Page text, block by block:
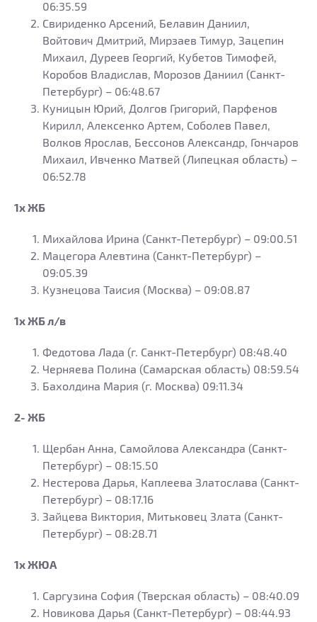
06:35.59
Свириденко Арсений, Белавин Даниил,
Войтович Дмитрий, Мирзаев Тимур, Зацепин
Михаил, Дуреев Георгий, Кубетов Тимофей,
Коробов Владислав, Морозов Даниил (Санкт-
Петербург) – 06:48.67
Куницын Юрий, Долгов Григорий, Парфенов
Кирилл, Алексенко Артем, Соболев Павел,
Волков Ярослав, Бессонов Александр, Гончаров
Михаил, Ивченко Матвей (Липецкая область) –
06:52.78
1х ЖБ
Михайлова Ирина (Санкт-Петербург) – 09:00.51
Мацегора Алевтина (Санкт-Петербург) –
09:05.39
Кузнецова Таисия (Москва) – 09:08.87
1х ЖБ л/в
Федотова Лада (г. Санкт-Петербург) 08:48.40
Черняева Полина (Самарская область) 08:59.54
Бахолдина Мария (г. Москва) 09:11.34
2- ЖБ
Щербан Анна, Самойлова Александра (Санкт-
Петербург) – 08:15.50
Нестерова Дарья, Каплеева Златослава (Санкт-
Петербург) – 08:17.16
Зайцева Виктория, Митьковец Злата (Санкт-
Петербург) – 08:28.71
1х ЖЮА
Саргузина София (Тверская область) – 08:40.09
Новикова Дарья (Санкт-Петербург) – 08:44.93